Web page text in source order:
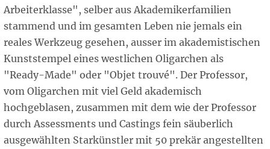
Arbeiterklasse", selber aus Akademikerfamilien
stammend und im gesamten Leben nie jemals ein
reales Werkzeug gesehen, ausser im akademistischen
Kunststempel eines westlichen Oligarchen als
"Ready-Made" oder "Objet trouvé". Der Professor,
vom Oligarchen mit viel Geld akademisch
hochgeblasen, zusammen mit dem wie der Professor
durch Assessments und Castings fein säuberlich
ausgewählten Starkünstler mit 50 prekär angestellten